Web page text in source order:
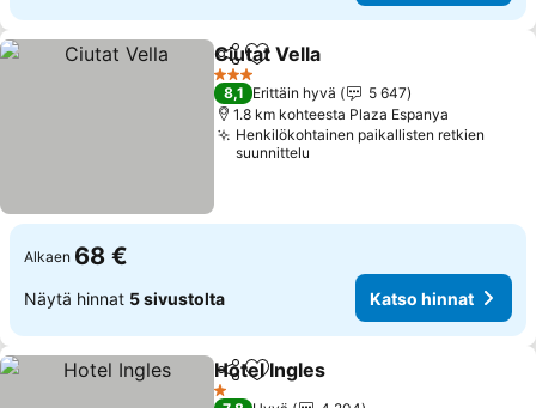
Jaa Lisää suosikkeihin
Ciutat Vella
3 Tähtiluokitus
8,1 Erittäin hyvä
5 647
1.8 km kohteesta Plaza Espanya
Henkilökohtainen paikallisten retkien
suunnittelu
Alkaen 68 €
Näytä hinnat 5 sivustolta Katso hinnat
Jaa Lisää suosikkeihin
Hotel Ingles
1 Tähtiluokitus